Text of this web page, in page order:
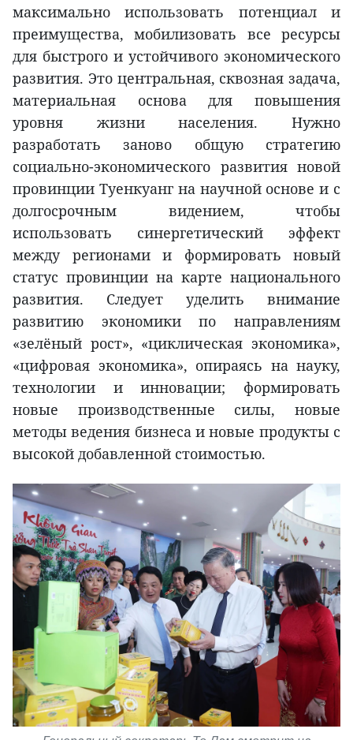
максимально использовать потенциал и
преимущества, мобилизовать все ресурсы
для быстрого и устойчивого экономического
развития. Это центральная, сквозная задача,
материальная основа для повышения
уровня жизни населения. Нужно
разработать заново общую стратегию
социально-экономического развития новой
провинции Туенкуанг на научной основе и с
долгосрочным видением, чтобы
использовать синергетический эффект
между регионами и формировать новый
статус провинции на карте национального
развития. Следует уделить внимание
развитию экономики по направлениям
«зелёный рост», «циклическая экономика»,
«цифровая экономика», опираясь на науку,
технологии и инновации; формировать
новые производственные силы, новые
методы ведения бизнеса и новые продукты с
высокой добавленной стоимостью.